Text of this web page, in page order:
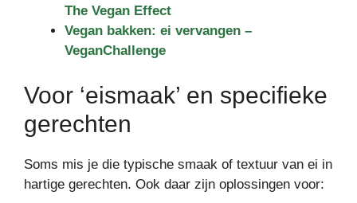
The Vegan Effect
Vegan bakken: ei vervangen –
VeganChallenge
Voor ‘eismaak’ en specifieke
gerechten
Soms mis je die typische smaak of textuur van ei in
hartige gerechten. Ook daar zijn oplossingen voor: